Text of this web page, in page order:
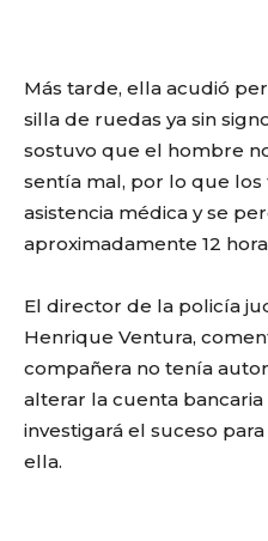
Más tarde, ella acudió
silla de ruedas ya sin
sostuvo que el hombre
sentía mal, por lo que
asistencia médica y se
aproximadamente 12
El director de la policía
Henrique Ventura,
compañera no tenía
alterar la cuenta
investigará el suceso
ella.